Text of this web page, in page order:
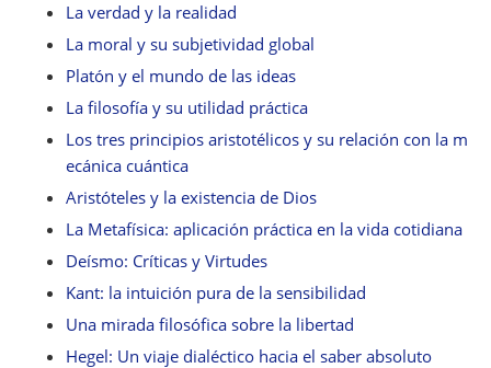
La verdad y la realidad
La moral y su subjetividad global
Platón y el mundo de las ideas
La filosofía y su utilidad práctica
Los tres principios aristotélicos y su relación con la m
ecánica cuántica
Aristóteles y la existencia de Dios
La Metafísica: aplicación práctica en la vida cotidiana
Deísmo: Críticas y Virtudes
Kant: la intuición pura de la sensibilidad
Una mirada filosófica sobre la libertad
Hegel: Un viaje dialéctico hacia el saber absoluto